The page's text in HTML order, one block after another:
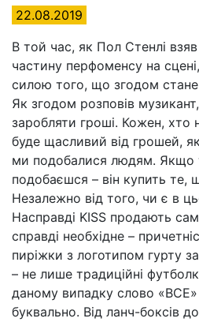
22.08.2019
В той час, як Пол Стенлі
частину перфоменсу на
силою того, що згодом стане
Як згодом розповів
заробляти гроші. Кожен, хто
буде щасливий від грошей,
ми подобалися людям. Якщо
подобаєшся – він купить те,
Незалежно від того, чи є в
Насправді KISS продають
справді необхідне –
пиріжки з логотипом гурту
– не лише традиційні
даному випадку слово «ВСЕ»
буквально. Від ланч-боксів